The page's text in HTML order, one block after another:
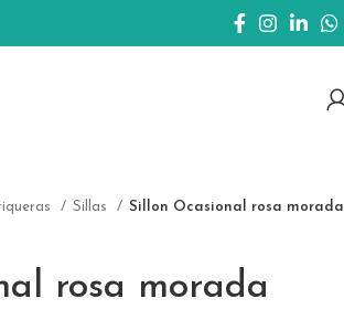
Sillas Sillon Ocasional rosa morada
rosa morada